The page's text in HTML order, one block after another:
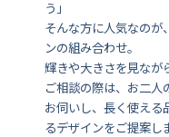
う」
そんな方に人気なのが
ンの組み合わせ。
輝きや大きさを見なが
ご相談の際は、お二
お伺いし、長く使える
るデザインをご提案し